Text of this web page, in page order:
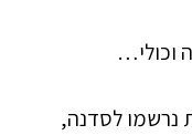
וכולי…
נרשמו לסדנה,